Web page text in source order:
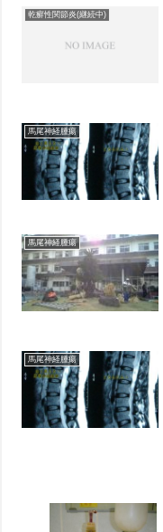
乾癬性関節炎(継続中)
馬尾神経腫瘍
馬尾神経腫瘍
馬尾神経腫瘍